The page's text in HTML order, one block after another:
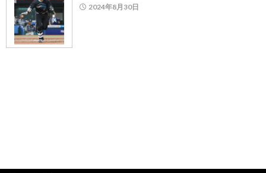
2024年8月30日